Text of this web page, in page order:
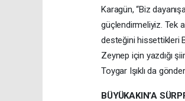
Karagün, “Biz
güçlendirmeliyiz. Tek
desteğini hissettikleri
Zeynep için yazdığı
Toygar Işıklı da
BÜYÜKAKIN’A